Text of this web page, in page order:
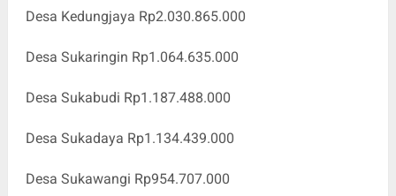
Desa Kedungjaya Rp2.030.865.000
Desa Sukaringin Rp1.064.635.000
Desa Sukabudi Rp1.187.488.000
Desa Sukadaya Rp1.134.439.000
Desa Sukawangi Rp954.707.000